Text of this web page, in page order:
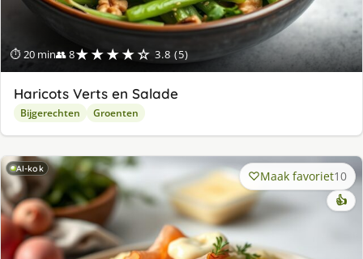
⏱ 20 min👥 8★★★★☆ 3.8 (5)
Haricots Verts en Salade
Bijgerechten Groenten
AI-kok Maak favoriet10
👍